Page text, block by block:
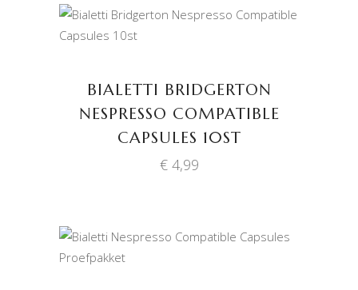
TOEVOEGEN AAN
BIALETTI BRIDGERTON
NESPRESSO COMPATIBLE
CAPSULES 10ST
€4,99